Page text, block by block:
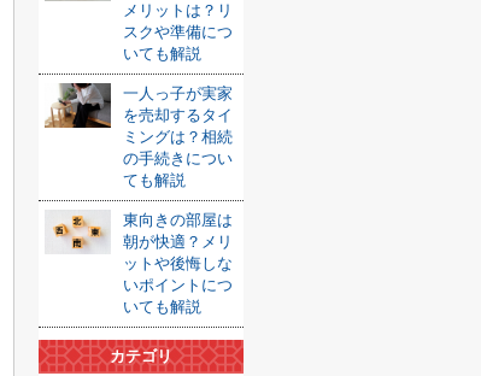
メリットは？リ
スクや準備につ
いても解説
一人っ子が実家
を売却するタイ
ミングは？相続
の手続きについ
ても解説
東向きの部屋は
朝が快適？メリ
ットや後悔しな
いポイントにつ
いても解説
カテゴリ